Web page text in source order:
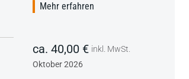
Mehr erfahren
ca. 40,00 € inkl. MwSt.
Oktober 2026